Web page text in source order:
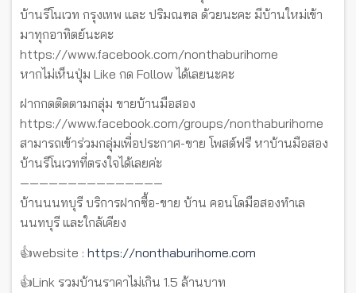
บ้านรีโนเวท กรุงเทพ และ ปริมณฑล ด้วยนะคะ มีบ้านใหม่เข้า
มาทุกอาทิตย์นะคะ
https://www.facebook.com/nonthaburihome
หากไม่เห็นปุ่ม Like กด Follow ได้เลยนะคะ
ฝากกดติดตามกลุ่ม ขายบ้านมือสอง
https://www.facebook.com/groups/nonthaburihome
สามารถเข้าร่วมกลุ่มเพื่อประกาศ-ขาย โพสต์ฟรี หาบ้านมือสอง
บ้านรีโนเวทที่ตรงใจได้เลยค่ะ
———————————————
บ้านนนทบุรี บริการฝากซื้อ-ขาย บ้าน คอนโดมือสองทำเล
นนทบุรี และใกล้เคียง
👍website : https://nonthaburihome.com
👍Link รวมบ้านราคาไม่เกิน 1.5 ล้านบาท